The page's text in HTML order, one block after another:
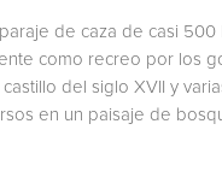
de caza de casi 500
como recreo por los
del siglo XVII y
en un paisaje de